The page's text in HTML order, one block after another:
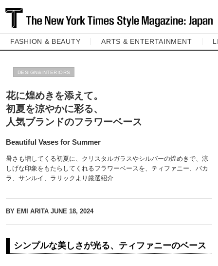
FASHION & BEAUTY ARTS & ENTERTAINMENT
DESIGN&INTERIORS
花に煌めきを添えて。
初夏を涼やかに彩る、
人気ブランドのフラワーベース
Beautiful Vases for Summer
暑さも増してくる初夏に、クリスタルガラスやシルバーの煌めきで、涼
しげな印象をもたらしてくれるフラワーベースを、ティファニー、バカ
ラ、サンルイ、ラリックより厳選紹介
BY EMI ARITA JUNE 18, 2024
シンプルな美しさが光る、ティファニーのベース